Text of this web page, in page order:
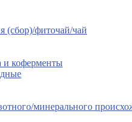
(сбор)/фиточай/чай
и коферменты
минерального